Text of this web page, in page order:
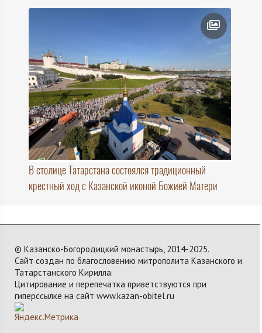
В столице Татарстана состоялся традиционный
крестный ход с Казанской иконой Божией Матери
© Казанско-Богородицкий монастырь, 2014-2025.
Сайт создан по благословению митрополита Казанского и
Татарстанского Кирилла.
Цитирование и перепечатка приветствуются при
гиперссылке на сайт www.kazan-obitel.ru